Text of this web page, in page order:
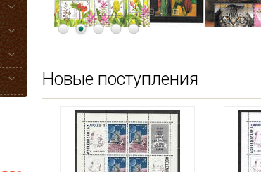
Новые поступления